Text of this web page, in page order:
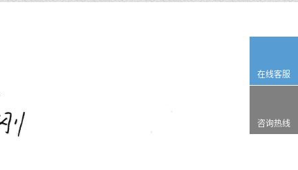
在线客服
咨询热线